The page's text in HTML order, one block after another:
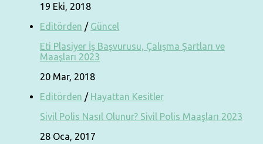
19 Eki, 2018
Editörden / Güncel
Eti Plasiyer İş Başvurusu, Çalışma Şartları ve
Maaşları 2023
20 Mar, 2018
Editörden / Hayattan Kesitler
Sivil Polis Nasıl Olunur? Sivil Polis Maaşları 2023
28 Oca, 2017